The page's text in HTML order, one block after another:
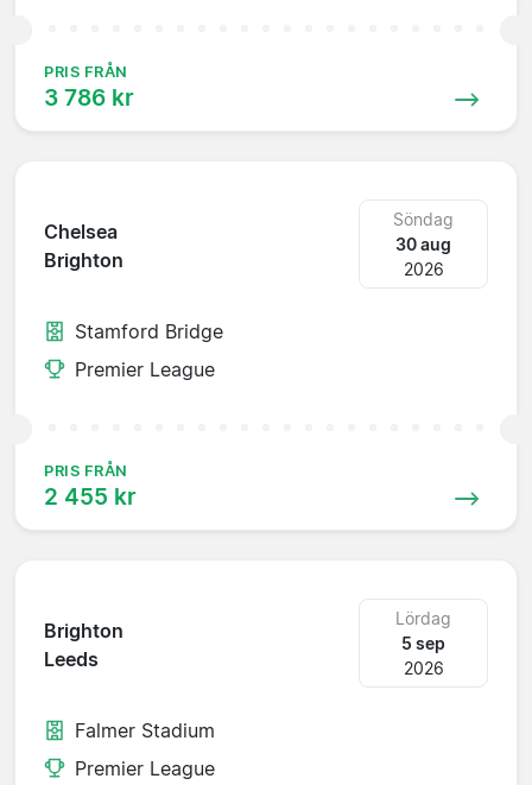
PRIS FRÅN
3 786 kr
Chelsea
Brighton
Söndag
30 aug
2026
Stamford Bridge
Premier League
PRIS FRÅN
2 455 kr
Brighton
Leeds
Lördag
5 sep
2026
Falmer Stadium
Premier League